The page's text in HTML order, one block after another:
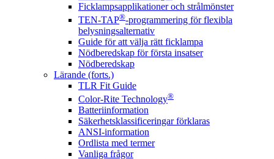
Ficklampsapplikationer och strålmönster
TEN-TAP®-programmering för flexibla
belysningsalternativ
Guide för att välja rätt ficklampa
Nödberedskap för första insatser
Nödberedskap
Lärande (forts.)
TLR Fit Guide
Color-Rite Technology®
Batteriinformation
Säkerhetsklassificeringar förklaras
ANSI-information
Ordlista med termer
Vanliga frågor